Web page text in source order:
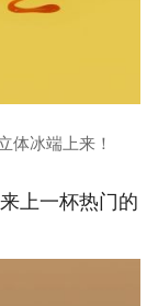
体冰端上来！
上一杯热门的